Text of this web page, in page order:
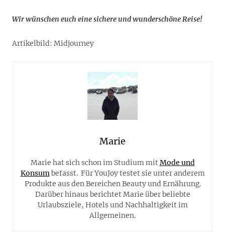
Wir wünschen euch eine sichere und wunderschöne Reise!
Artikelbild: Midjourney
Marie
Marie hat sich schon im Studium mitMode und
Konsumbefasst. Für YouJoy testet sie unter anderem
Produkte aus den Bereichen Beauty und Ernährung.
Darüber hinaus berichtet Marie über beliebte
Urlaubsziele, Hotels und Nachhaltigkeit im
Allgemeinen.